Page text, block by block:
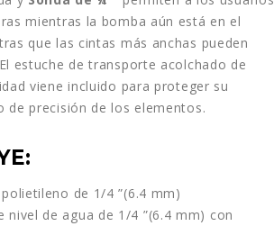
mientras la bomba aún está en el
que las cintas más anchas pueden
estuche de transporte acolchado de
viene incluido para proteger su
de precisión de los elementos.
de 1/4 ”(6.4 mm)
nivel de agua de 1/4 ”(6.4 mm) con